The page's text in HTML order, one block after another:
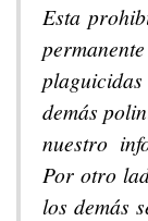
Esta
demás
nuestro
Por otro
los demás